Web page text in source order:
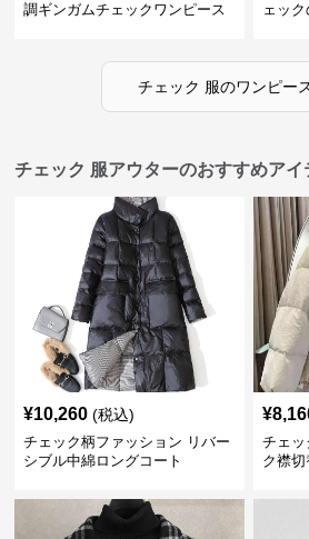
調ギンガムチェックワンピース
ェッ
チェック 服のワンピー
チェック 服アウターのおすすめアイ
¥10,260 (税込)
チェック柄ファッション リバー
シブル中綿ロングコート
¥
チェッ
ク襟